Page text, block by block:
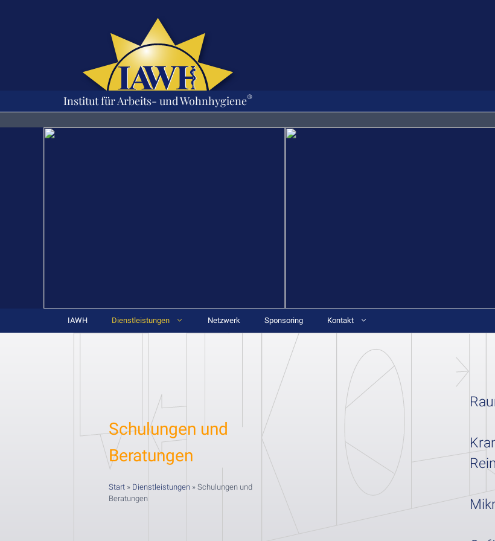
Institut für Arbeits- und Wohnhygiene®
IAWH Dienstleistungen Netzwerk Sponsoring Kontakt
Schulungen und
Beratungen
Start » Dienstleistungen » Schulungen und
Beratungen